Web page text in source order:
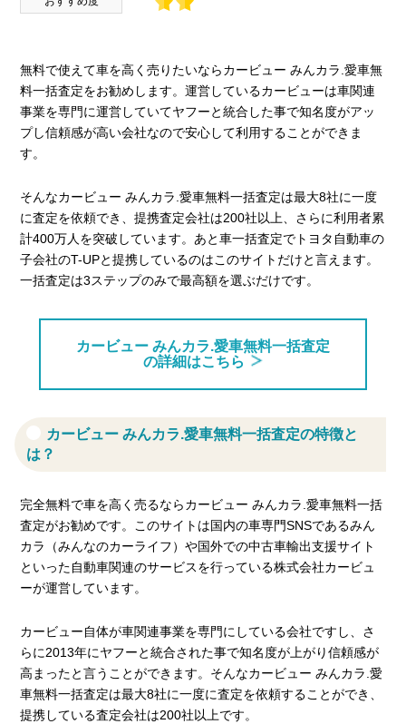
無料で使えて車を高く売りたいならカービュー みんカラ.愛車無
料一括査定をお勧めします。運営しているカービューは車関連
事業を専門に運営していてヤフーと統合した事で知名度がアッ
プし信頼感が高い会社なので安心して利用することができま
す。
そんなカービュー みんカラ.愛車無料一括査定は最大8社に一度
に査定を依頼でき、提携査定会社は200社以上、さらに利用者累
計400万人を突破しています。あと車一括査定でトヨタ自動車の
子会社のT-UPと提携しているのはこのサイトだけと言えます。
一括査定は3ステップのみで最高額を選ぶだけです。
カービュー みんカラ.愛車無料一括査定
の詳細はこちら
カービュー みんカラ.愛車無料一括査定の特徴と
は？
完全無料で車を高く売るならカービュー みんカラ.愛車無料一括
査定がお勧めです。このサイトは国内の車専門SNSであるみん
カラ（みんなのカーライフ）や国外での中古車輸出支援サイト
といった自動車関連のサービスを行っている株式会社カービュ
ーが運営しています。
カービュー自体が車関連事業を専門にしている会社ですし、さ
らに2013年にヤフーと統合された事で知名度が上がり信頼感が
高まったと言うことができます。そんなカービュー みんカラ.愛
車無料一括査定は最大8社に一度に査定を依頼することができ、
提携している査定会社は200社以上です。